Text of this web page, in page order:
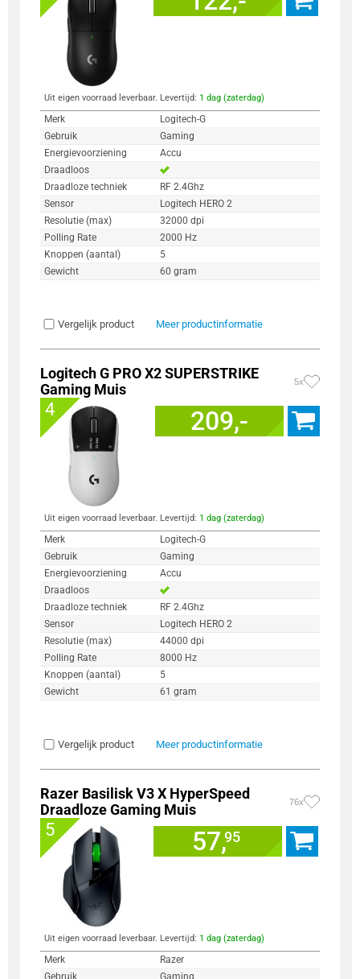
Uit eigen voorraad leverbaar. Levertijd: 1 dag (zaterdag)
Merk
Logitech-G
Gebruik
Gaming
Energievoorziening
Accu
Draadloos
Draadloze techniek
RF 2.4Ghz
Sensor
Logitech HERO 2
Resolutie (max)
32000 dpi
Polling Rate
2000 Hz
Knoppen (aantal)
5
Gewicht
60 gram
Vergelijk product Meer productinformatie
Logitech G PRO X2 SUPERSTRIKE
Gaming Muis
5x
4 209,-
Uit eigen voorraad leverbaar. Levertijd: 1 dag (zaterdag)
Merk
Logitech-G
Gebruik
Gaming
Energievoorziening
Accu
Draadloos
Draadloze techniek
RF 2.4Ghz
Sensor
Logitech HERO 2
Resolutie (max)
44000 dpi
Polling Rate
8000 Hz
Knoppen (aantal)
5
Gewicht
61 gram
Vergelijk product Meer productinformatie
Razer Basilisk V3 X HyperSpeed
Draadloze Gaming Muis
76x
5 57,95
Uit eigen voorraad leverbaar. Levertijd: 1 dag (zaterdag)
Merk
Razer
Gebruik
Gaming